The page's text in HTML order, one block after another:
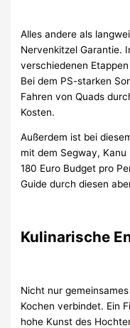
Alles andere als
Nervenkitzel Garantie.
verschiedenen
Bei dem PS-starken
Fahren von Quads
Kosten.
Außerdem ist bei
mit dem Segway,
180 Euro Budget pro
Guide durch diesen
Kulinarische
Nicht nur
Kochen verbindet. Ein
hohe Kunst des